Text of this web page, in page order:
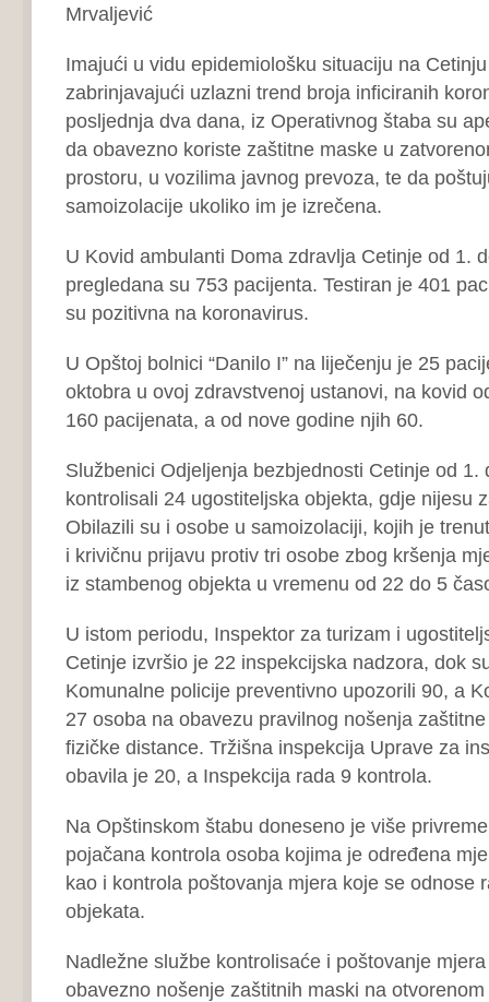
Mrvaljević
Imajući u vidu epidemiološku situaciju na
zabrinjavajući uzlazni trend broja inficiranih
posljednja dva dana, iz Operativnog štaba su
da obavezno koriste zaštitne maske u
prostoru, u vozilima javnog prevoza, te da
samoizolacije ukoliko im je izrečena.
U Kovid ambulanti Doma zdravlja Cetinje od 1.
pregledana su 753 pacijenta. Testiran je 401
su pozitivna na koronavirus.
U Opštoj bolnici “Danilo I” na liječenju je 25
oktobra u ovoj zdravstvenoj ustanovi, na kovid
160 pacijenata, a od nove godine njih 60.
Službenici Odjeljenja bezbjednosti Cetinje od 1.
kontrolisali 24 ugostiteljska objekta, gdje nijesu
Obilazili su i osobe u samoizolaciji, kojih je
i krivičnu prijavu protiv tri osobe zbog kršenja
iz stambenog objekta u vremenu od 22 do 5
U istom periodu, Inspektor za turizam i
Cetinje izvršio je 22 inspekcijska nadzora, dok
Komunalne policije preventivno upozorili 90, a
27 osoba na obavezu pravilnog nošenja
fizičke distance. Tržišna inspekcija Uprave za
obavila je 20, a Inspekcija rada 9 kontrola.
Na Opštinskom štabu doneseno je više
pojačana kontrola osoba kojima je određena
kao i kontrola poštovanja mjera koje se odnose
objekata.
Nadležne službe kontrolisaće i poštovanje
obavezno nošenje zaštitnih maski na